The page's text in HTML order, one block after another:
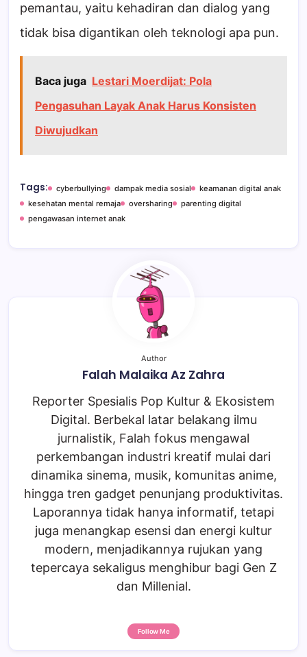
pemantau, yaitu kehadiran dan dialog yang
tidak bisa digantikan oleh teknologi apa pun.
Baca juga Lestari Moerdijat: Pola
Pengasuhan Layak Anak Harus Konsisten
Diwujudkan
Tags: cyberbullying dampak media sosial
keamanan digital anak
kesehatan mental remaja
oversharing
parenting digital
pengawasan internet anak
Author
Falah Malaika Az Zahra
Reporter Spesialis Pop Kultur & Ekosistem
Digital. Berbekal latar belakang ilmu
jurnalistik, Falah fokus mengawal
perkembangan industri kreatif mulai dari
dinamika sinema, musik, komunitas anime,
hingga tren gadget penunjang produktivitas.
Laporannya tidak hanya informatif, tetapi
juga menangkap esensi dan energi kultur
modern, menjadikannya rujukan yang
tepercaya sekaligus menghibur bagi Gen Z
dan Millenial.
Follow Me